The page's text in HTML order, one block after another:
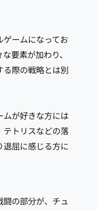
ゲームになってお
要素が加わり、
際の戦略とは別
ムが好きな方には
テトリスなどの落
退屈に感じる方に
の部分が、チュ